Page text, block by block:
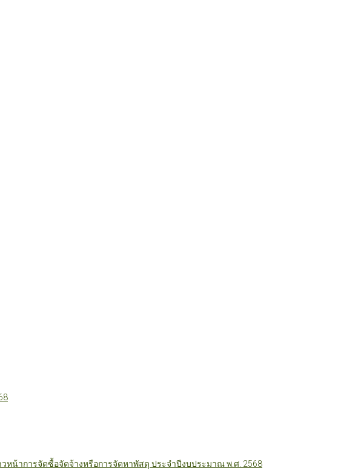
หน้าการจัดซื้อจัดจ้างหรือการจัดหาพัสดุ ประจำปีงบประมาณ พ.ศ. 2568